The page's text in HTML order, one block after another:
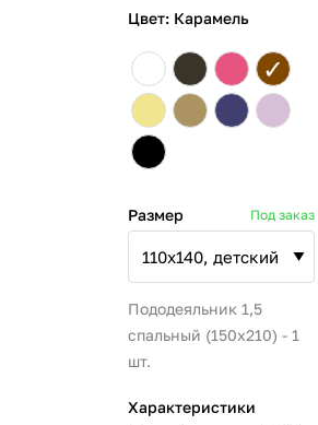
Цвет: Карамель
✓
Размер Под заказ
Пододеяльник 1,5
спальный (150х210) - 1
шт.
Характеристики